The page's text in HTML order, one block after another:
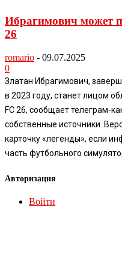
Ибрагимович может
26
romario - 09.07.2025
0
Златан Ибрагимович,
в 2023 году, станет лицом
FC 26, сообщает телеграм-
собственные источники.
карточку «легенды», если
часть футбольного
Авторизация
Войти